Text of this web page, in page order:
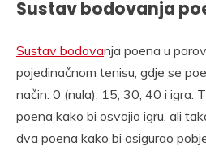
Sustav bodovanja
Sustav bodovanja poena u
pojedinačnom tenisu, gdje se
način: 0 (nula), 15, 30, 40 i igra.
poena kako bi osvojio igru, ali
dva poena kako bi osigurao